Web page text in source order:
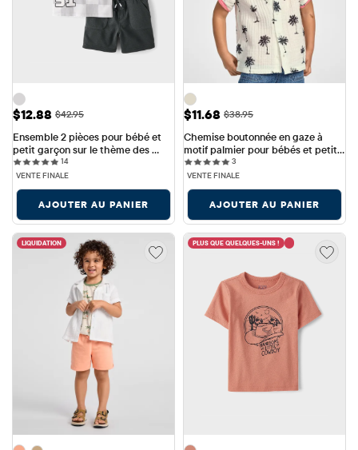
Prix ​​de vente: $12.88
$12.88 Prix ​​d'origine: $42.95
$42.95
Ensemble 2 pièces pour bébé et
petit garçon sur le thème des
voitures de course
1414 reviews
VENTE FINALE
AJOUTER AU PANIER
Prix ​​de vente: $11.68
$11.68 Prix ​​d'origine: $38.95
$38.95
Chemise boutonnée en gaze à
motif palmier pour bébés et petits
garçons
33 reviews
VENTE FINALE
AJOUTER AU PANIER
LIQUIDATION PLUS QUE QUELQUES-UNS !